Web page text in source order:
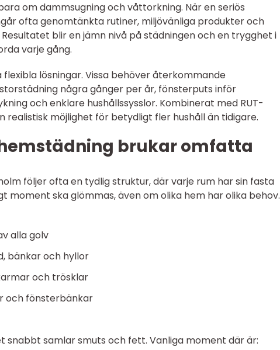
om dammsugning och våttorkning. När en seriös
ofta genomtänkta rutiner, miljövänliga produkter och
blir en jämn nivå på städningen och en trygghet i
varje gång.
lösningar. Vissa behöver återkommande
några gånger per år, fönsterputs inför
och enklare hushållssysslor. Kombinerat med RUT-
realistisk möjlighet för betydligt fler hushåll än tidigare.
brukar omfatta
följer ofta en tydlig struktur, där varje rum har sin fasta
moment ska glömmas, även om olika hem har olika behov.
alla golv
bänkar och hyllor
och trösklar
och fönsterbänkar
snabbt samlar smuts och fett. Vanliga moment där är: